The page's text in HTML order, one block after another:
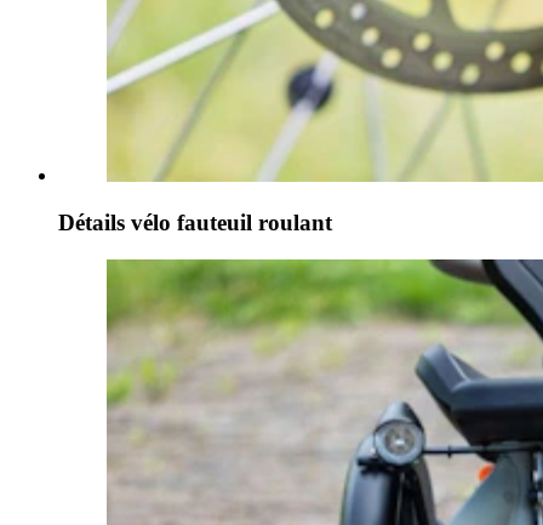
Détails vélo fauteuil roulant